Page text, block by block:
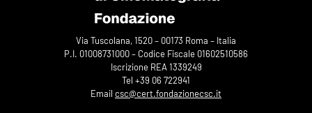
Via Tuscolana, 1520 – 00173 Roma – Italia
P.I. 01008731000 – Codice Fiscale 01602510586
Iscrizione REA 1339249
Tel +39 06 722941
Email csc@cert.fondazionecsc.it